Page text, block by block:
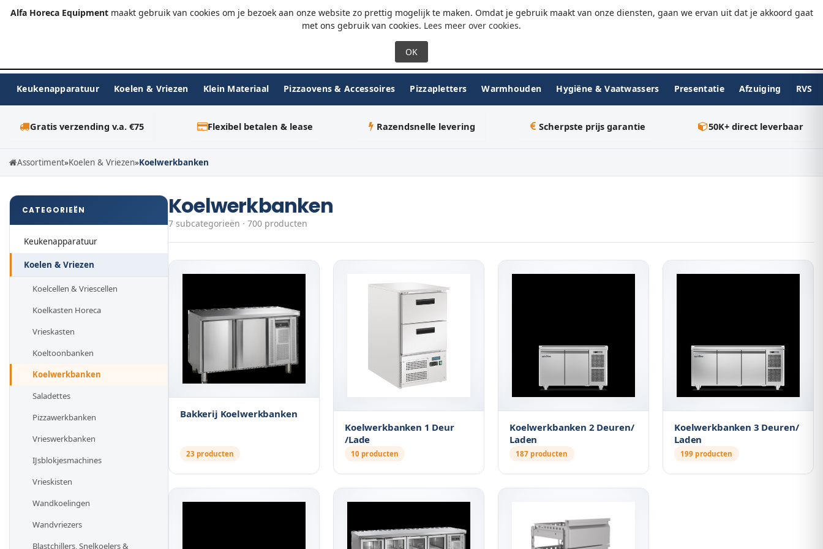
Alfa Horeca Equipmentmaakt gebruik van cookies om je bezoek aan onze website zo prettig mogelijk te maken. Omdat je gebruik maakt van onze diensten, gaan we ervan uit dat je akkoord gaat
met ons gebruik van cookies. Lees meer over cookies.
+31 (0)23-576 9984 info@alfahoreca.nl Ma-Vr 09:00 - 18:00 WhatsApp ★★★★★9.7/10WebwinkelKeur Gratis verzending v.a. €75
Keukenapparatuur Koelen & Vriezen Klein Materiaal Pizzaovens & Accessoires Pizzapletters Warmhouden Hygiëne & Vaatwassers Presentatie Afzuiging RVS
Gratis verzending v.a. €75 Flexibel betalen & lease Razendsnelle levering Scherpste prijs garantie 50K+ direct leverbaar
Assortiment»Koelen & Vriezen»Koelwerkbanken
CATEGORIEËN
Keukenapparatuur
Koelen & Vriezen
Koelcellen & Vriescellen
Koelkasten Horeca
Vrieskasten
Koeltoonbanken
Koelwerkbanken
Saladettes
Pizzawerkbanken
Vrieswerkbanken
IJsblokjesmachines
Vrieskisten
Wandkoelingen
Wandvriezers
Blastchillers, Snelkoelers &
Koelwerkbanken
7 subcategorieën · 700 producten
Bakkerij Koelwerkbanken
23 producten
Koelwerkbanken 1 Deur
/Lade
10 producten
Koelwerkbanken 2 Deuren/
Laden
187 producten
Koelwerkbanken 3 Deuren/
Laden
199 producten